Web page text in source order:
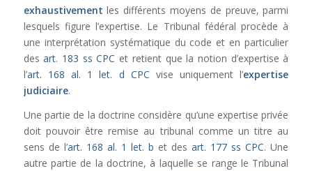
exhaustivement les différents moyens de preuve, parmi
lesquels figure l’expertise. Le Tribunal fédéral procède à
une interprétation systématique du code et en particulier
desart. 183 ss CPC et retient que la notion d’expertise à
l’art. 168 al. 1 let. d CPC vise uniquement l’expertise
judiciaire.
Une partie de la doctrine considère qu’une expertise privée
doit pouvoir être remise au tribunal comme un titre au
sens de l’art. 168 al. 1 let. b et desart. 177 ss CPC. Une
autre partie de la doctrine, à laquelle se range le Tribunal